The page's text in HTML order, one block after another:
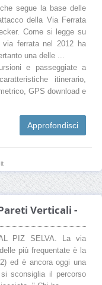
segue la base delle
della Via Ferrata
Come si legge su
via ferrata nel 2012 ha
una delle ...
e passeggiate a
itinerario,
GPS download e
Approfondisci
Verticali -
PIZ SELVA. La via
più frequentate è la
ed è ancora oggi una
sconsiglia il percorso